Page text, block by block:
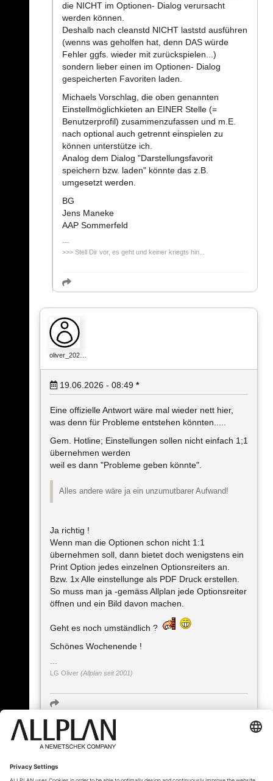
die NICHT im Optionen- Dialog verursacht
werden können.
Deshalb nach cleanstd NICHT laststd ausführen
(wenns was geholfen hat, denn DAS würde
Fehler ggfs. wieder mit zurückspielen...)
sondern lieber einen im Optionen- Dialog
gespeicherten Favoriten laden.
Michaels Vorschlag, die oben genannten
Einstellmöglichkieten an EINER Stelle (=
Benutzerprofil) zusammenzufassen und m.E.
nach optional auch getrennt einspielen zu
können unterstütze ich.
Analog dem Dialog "Darstellungsfavorit
speichern bzw. laden" könnte das z.B.
umgesetzt werden.
BG
Jens Maneke
AAP Sommerfeld
>>> Stell Dir vor, es geht und keiner kriegts hin...
oliver_202…
19.06.2026 - 08:49 *
Eine offizielle Antwort wäre mal wieder nett hier,
was denn für Probleme entstehen könnten.....
Gem. Hotline; Einstellungen sollen nicht einfach 1;1
übernehmen werden
weil es dann "Probleme geben könnte".
Alles andere wäre ja ein unzumutbarer Aufwand!
Ja richtig !
Wenn man die Optionen schon nicht 1:1
übernehmen soll, dann bietet doch wenigstens ein
Print Option jedes einzelnen Optionsreiters an.
Bzw. 1x Alle einstellunge als PDF Druck erstellen.
So muss man ja -gemäss Allplan jede Optionsreiter
öffnen und ein Bild davon machen.
Geht es noch umständlich ?
Schönes Wochenende !
LG Oliver (Allplan seit 2001)
« Zurück